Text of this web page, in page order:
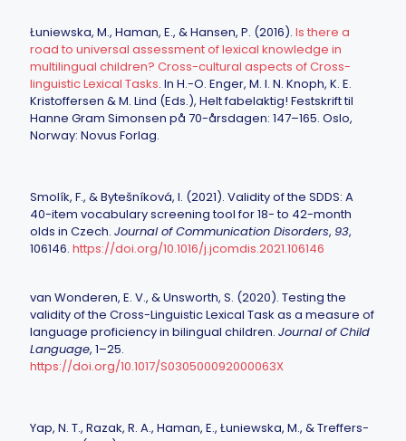
Łuniewska, M., Haman, E., & Hansen, P. (2016). Is there a
road to universal assessment of lexical knowledge in
multilingual children? Cross-cultural aspects of Cross-
linguistic Lexical Tasks. In H.-O. Enger, M. I. N. Knoph, K. E.
Kristoffersen & M. Lind (Eds.), Helt fabelaktig! Festskrift til
Hanne Gram Simonsen på 70-årsdagen: 147–165. Oslo,
Norway: Novus Forlag.
Smolík, F., &Bytešníková, I. (2021). Validity of the SDDS: A
40-item vocabulary screening tool for 18- to 42-month
olds in Czech. Journal of Communication Disorders, 93,
106146. https://doi.org/10.1016/j.jcomdis.2021.106146
van Wonderen, E. V., & Unsworth, S. (2020). Testing the
validity of the Cross-Linguistic Lexical Task as a measure of
language proficiency in bilingual children. Journal of Child
Language, 1–25.
https://doi.org/10.1017/S030500092000063X
Yap, N. T., Razak, R. A., Haman, E., Łuniewska, M., & Treffers-